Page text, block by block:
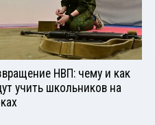
НВП: чему и как
учить школьников на